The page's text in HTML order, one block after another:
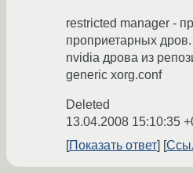
restricted manager -
проприетарных
nvidia дрова из
generic xorg.conf
Deleted
13.04.2008 15:10:35
Показать ответ